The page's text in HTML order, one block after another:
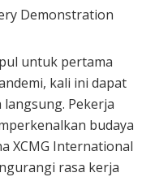
untuk pertama
kali ini dapat
Pekerja
budaya
XCMG International
rasa kerja